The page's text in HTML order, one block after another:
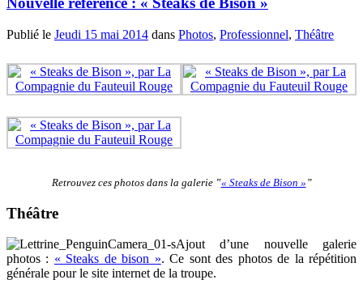
Publié le Jeudi 15 mai 2014 dans Photos, Professionnel, Théâtre
Retrouvez ces photos dans la galerie ‟« Steaks de Bison » ”
Théâtre
Ajout d’une nouvelle galerie
photos : « Steaks de bison ». Ce sont des photos de la répétition
générale pour le site internet de la troupe.